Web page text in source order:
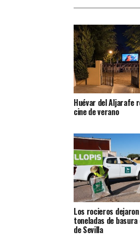
Huévar del Aljarafe
cine de verano
Los rocieros
toneladas de basura
de Sevilla